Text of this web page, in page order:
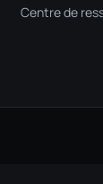
Centre de